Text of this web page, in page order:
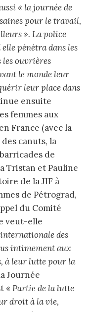
« la journée de
pour le travail,
». La police
pénétra dans les
ouvrières
le monde leur
leur place dans
ensuite
femmes aux
France (avec la
canuts, la
de
Tristan et Pauline
de la JIF à
de Pétrograd,
du Comité
veut-elle
des
intimement aux
à leur lutte pour la
Journée
« Partie de la lutte
droit à la vie,